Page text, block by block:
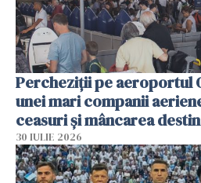
Percheziții pe aeroportul
unei mari companii
ceasuri și mâncarea
30 IULIE 2026